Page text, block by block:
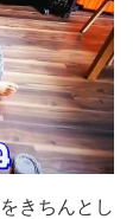
きちんとし